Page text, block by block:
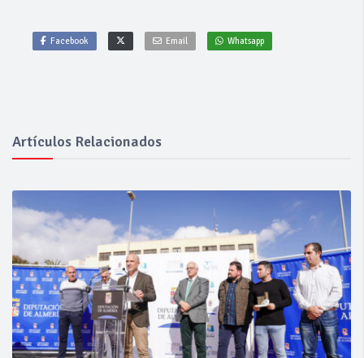
Facebook Email Whatsapp
Artículos Relacionados